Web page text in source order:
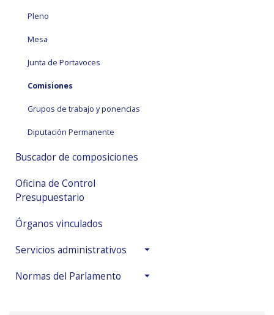
Pleno
Mesa
Junta de Portavoces
Comisiones
Grupos de trabajo y ponencias
Diputación Permanente
Buscador de composiciones
Oficina de Control
Presupuestario
Órganos vinculados
Servicios administrativos
Normas del Parlamento